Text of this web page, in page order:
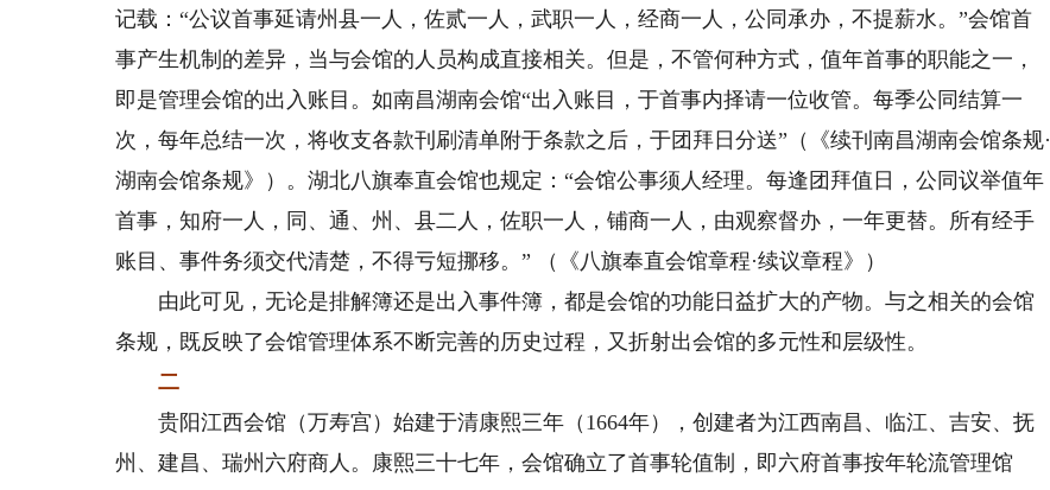
记载：“公议首事延请州县一人，佐贰一人，武职一人，经商一人，公同承办，不提薪水。”会馆首
事产生机制的差异，当与会馆的人员构成直接相关。但是，不管何种方式，值年首事的职能之一，
即是管理会馆的出入账目。如南昌湖南会馆“出入账目，于首事内择请一位收管。每季公同结算一
次，每年总结一次，将收支各款刊刷清单附于条款之后，于团拜日分送”（《续刊南昌湖南会馆条规·
湖南会馆条规》）。湖北八旗奉直会馆也规定：“会馆公事须人经理。每逢团拜值日，公同议举值年
首事，知府一人，同、通、州、县二人，佐职一人，铺商一人，由观察督办，一年更替。所有经手
账目、事件务须交代清楚，不得亏短挪移。” （《八旗奉直会馆章程·续议章程》）
由此可见，无论是排解簿还是出入事件簿，都是会馆的功能日益扩大的产物。与之相关的会馆
条规，既反映了会馆管理体系不断完善的历史过程，又折射出会馆的多元性和层级性。
二
贵阳江西会馆（万寿宫）始建于清康熙三年（1664年），创建者为江西南昌、临江、吉安、抚
州、建昌、瑞州六府商人。康熙三十七年，会馆确立了首事轮值制，即六府首事按年轮流管理馆